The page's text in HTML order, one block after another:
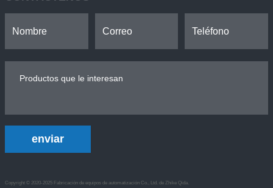
enviar
Copyright © 2020-2025 Fabricación de equipos de automatización Co., Ltd. de Zhike Qida.